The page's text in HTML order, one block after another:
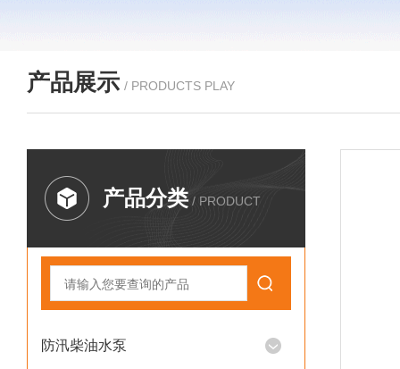
产品展示 / PRODUCTS PLAY
产品分类 / PRODUCT
防汛柴油水泵